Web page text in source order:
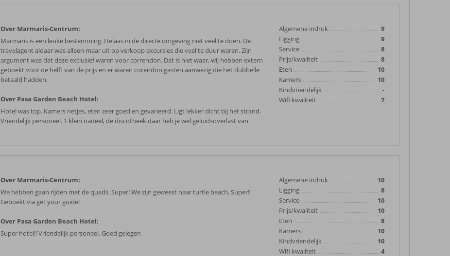
Over Marmaris-Centrum:
Marmaris is een leuke bestemming. Helaas in de directe omgeving niet veel te doen. De
travelagent aldaar was alleen maar uit op verkoop excursies die veel te duur waren. Zijn
argument was dat deze exclusief waren voor correndon. Dat is niet waar, wij hebben extern
geboekt voor de helft van de prijs en er waren corendon gasten aanwezig die het dubbelle
betaald hadden.
Over Pasa Garden Beach Hotel:
Hotel was top. Kamers netjes, eten zeer goed en gevarieerd. Ligt lekker dicht bij het strand.
Vriendelijk personeel. 1 klein nadeel, de discotheek daar heb je wel geluidsoverlast van.
Algemene indruk
9
Ligging
9
Service
8
Prijs/kwaliteit
8
Eten
10
Kamers
10
Kindvriendelijk
-
Wifi kwaliteit
7
Over Marmaris-Centrum:
We hebben gaan rijden met de quads, Super! We zijn geweest naar turtle beach, Super!!
Geboekt via get your guide!
Over Pasa Garden Beach Hotel:
Super hotel!! Vriendelijk personeel. Goed gelegen
Algemene indruk
10
Ligging
8
Service
10
Prijs/kwaliteit
10
Eten
8
Kamers
10
Kindvriendelijk
10
Wifi kwaliteit
4